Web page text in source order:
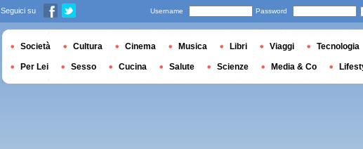
Seguici su Username Password
Società Cultura Cinema Musica Libri Viaggi Tecnologia
Per Lei Sesso Cucina Salute Scienze Media & Co